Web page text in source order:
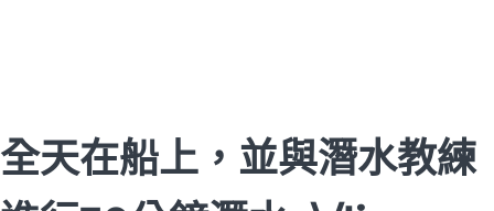
全天在船上，並與潛水教練